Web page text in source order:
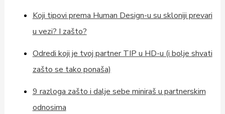
Koji tipovi prema Human Design-u su skloniji prevari
u vezi? I zašto?
Odredi koji je tvoj partner TIP u HD-u (i bolje shvati
zašto se tako ponaša)
9 razloga zašto i dalje sebe miniraš u partnerskim
odnosima